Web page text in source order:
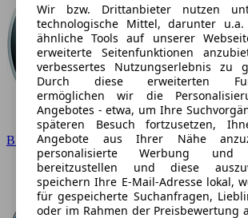
BMW
Wir bzw. Drittanbieter nutzen
technologische Mittel, darunter u.a.
ähnliche Tools auf unserer
erweiterte Seitenfunktionen
verbessertes Nutzungserlebnis zu
Durch diese erweiterten
ermöglichen wir die
Angebotes - etwa, um Ihre
späteren Besuch fortzusetzen,
Angebote aus Ihrer Nähe
personalisierte Werbung und
bereitzustellen und diese
speichern Ihre E-Mail-Adresse lokal,
für gespeicherte Suchanfragen,
oder im Rahmen der Preisbewertung